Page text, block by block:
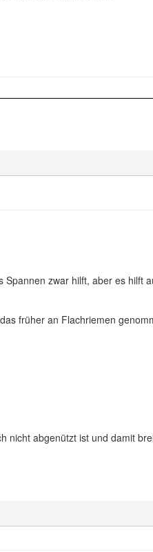
zwar hilft, aber es hilft
früher an Flachriemen
nicht abgenützt ist und damit